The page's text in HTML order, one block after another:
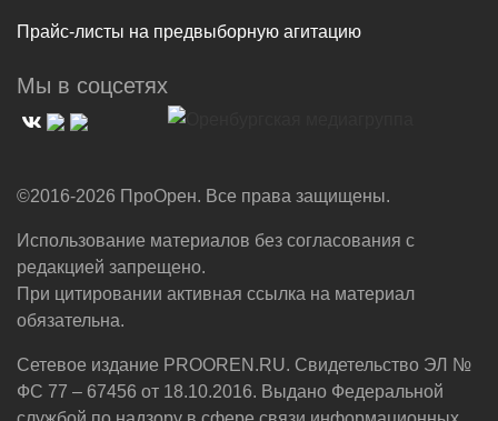
Прайс-листы на предвыборную агитацию
Мы в соцсетях
©2016-2026 ПроОрен. Все права защищены.
Использование материалов без согласования с
редакцией запрещено.
При цитировании активная ссылка на материал
обязательна.
Сетевое издание PROOREN.RU. Свидетельство ЭЛ №
ФС 77 – 67456 от 18.10.2016. Выдано Федеральной